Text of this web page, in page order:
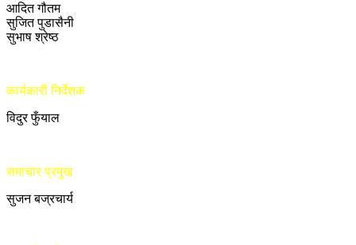
आदित गौतम
सुजित पुडासैनी
सुभाष श्रेष्ठ
कार्यकारी निर्देशक
विदुर फुँयाल
समाचार प्रमुख
सुजन बज्रचार्य